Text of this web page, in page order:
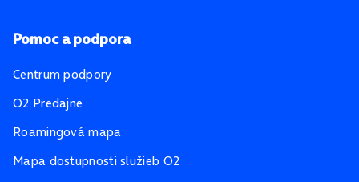
Pomoc a podpora
Centrum podpory
O2 Predajne
Roamingová mapa
Mapa dostupnosti služieb O2